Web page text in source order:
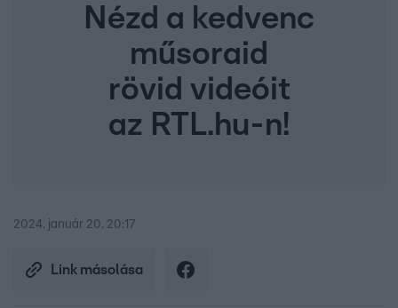
Nézd a kedvenc
műsoraid
rövid videóit
az RTL.hu-n!
2024. január 20. 20:17
Link másolása